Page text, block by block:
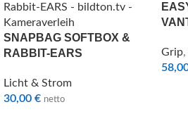
SNAPBAG SOFTBOX &
RABBIT-EARS
Licht & Strom
30,00 € netto
Grip,